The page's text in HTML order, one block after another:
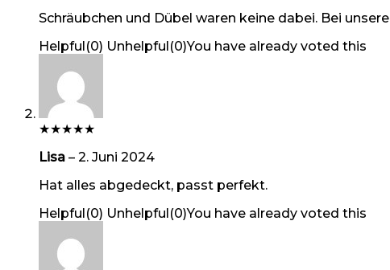
Schräubchen und Dübel waren keine dabei. Bei
Helpful(0) Unhelpful(0)You have already voted this
★★★★★
Lisa – 2. Juni 2024
Hat alles abgedeckt, passt perfekt.
Helpful(0) Unhelpful(0)You have already voted this